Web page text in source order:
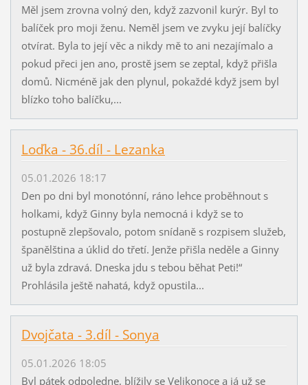
Měl jsem zrovna volný den, když zazvonil kurýr. Byl to
balíček pro moji ženu. Neměl jsem ve zvyku její balíčky
otvírat. Byla to její věc a nikdy mě to ani nezajímalo a
pokud přeci jen ano, prostě jsem se zeptal, když přišla
domů. Nicméně jak den plynul, pokaždé když jsem byl
blízko toho balíčku,...
Loďka - 36.díl - Lezanka
05.01.2026 18:17
Den po dni byl monotónní, ráno lehce proběhnout s
holkami, když Ginny byla nemocná i když se to
postupně zlepšovalo, potom snídaně s rozpisem služeb,
španělština a úklid do třetí. Jenže přišla neděle a Ginny
už byla zdravá. Dneska jdu s tebou běhat Peti!“
Prohlásila ještě nahatá, když opustila...
Dvojčata - 3.díl - Sonya
05.01.2026 18:05
Byl pátek odpoledne, blížily se Velikonoce a já už se